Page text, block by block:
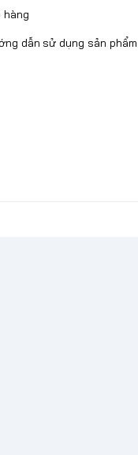
hàng
dẫn sử dụng sản phẩm